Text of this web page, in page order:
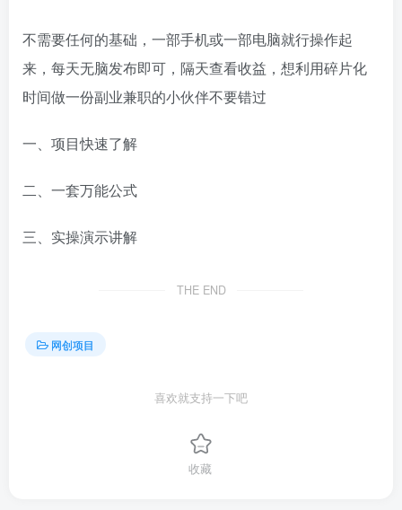
不需要任何的基础，一部手机或一部电脑就行操作起
来，每天无脑发布即可，隔天查看收益，想利用碎片化
时间做一份副业兼职的小伙伴不要错过
一、项目快速了解
二、一套万能公式
三、实操演示讲解
THE END
网创项目
喜欢就支持一下吧
收藏